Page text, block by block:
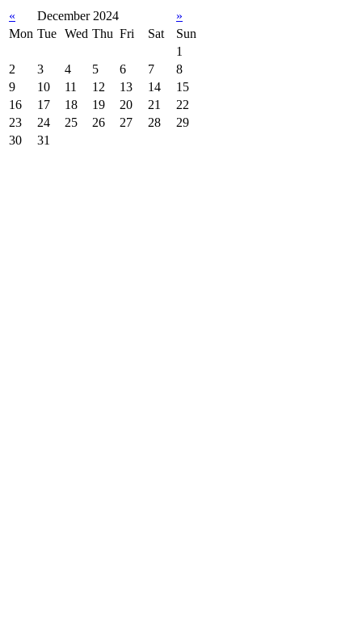
« December 2024
»
Mon Tue Wed Thu Fri Sat
Sun
1
2
3 4 5 6 7
8
9
10 11 12 13 14
15
16
17 18 19 20 21
22
23
24 25 26 27 28
29
30
31